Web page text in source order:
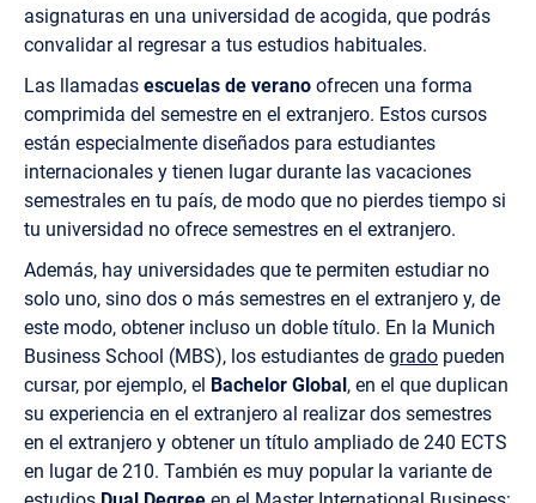
asignaturas en una universidad de acogida, que podrás
convalidar al regresar a tus estudios habituales.
Las llamadas escuelas de verano ofrecen una forma
comprimida del semestre en el extranjero. Estos cursos
están especialmente diseñados para estudiantes
internacionales y tienen lugar durante las vacaciones
semestrales en tu país, de modo que no pierdes tiempo si
tu universidad no ofrece semestres en el extranjero.
Además, hay universidades que te permiten estudiar no
solo uno, sino dos o más semestres en el extranjero y, de
este modo, obtener incluso un doble título. En la Munich
Business School (MBS), los estudiantes de grado pueden
cursar, por ejemplo, el Bachelor Global, en el que duplican
su experiencia en el extranjero al realizar dos semestres
en el extranjero y obtener un título ampliado de 240 ECTS
en lugar de 210. También es muy popular la variante de